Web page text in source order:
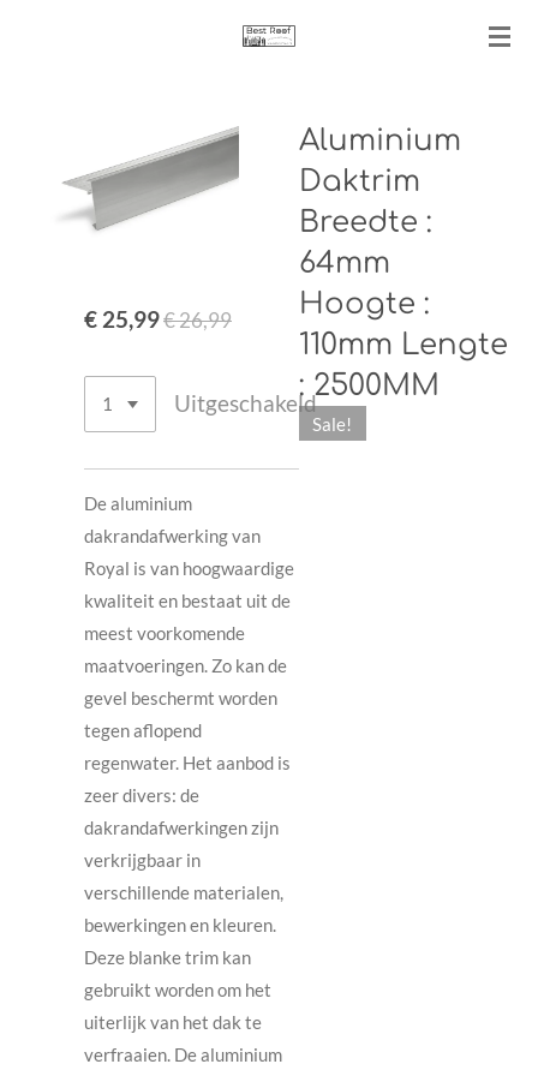
Aluminium
Daktrim
Breedte :
64mm
Hoogte :
110mm Lengte
: 2500MM
Sale!
€ 25,99€ 26,99
Uitgeschakeld
De aluminium
dakrandafwerking van
Royal is van hoogwaardige
kwaliteit en bestaat uit de
meest voorkomende
maatvoeringen. Zo kan de
gevel beschermt worden
tegen aflopend
regenwater. Het aanbod is
zeer divers: de
dakrandafwerkingen zijn
verkrijgbaar in
verschillende materialen,
bewerkingen en kleuren.
Deze blanke trim kan
gebruikt worden om het
uiterlijk van het dak te
verfraaien. De aluminium